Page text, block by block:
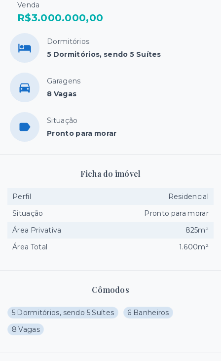
Venda
R$3.000.000,00
Dormitórios
5 Dormitórios, sendo 5 Suítes
Garagens
8 Vagas
Situação
Pronto para morar
Cômodos
5 Dormitórios, sendo 5 Suítes
6 Banheiros
8 Vagas
Ficha do imóvel
Perfil
Residencial
Situação
Pronto para morar
Área Privativa
825m²
Área Total
1.600m²